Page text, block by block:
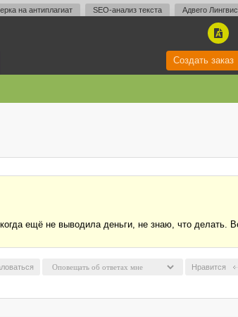
на антиплагиат SEO-анализ текста Адвего
A
Создать заказ
ещё не выводила деньги, не знаю, что делать.
Нравится